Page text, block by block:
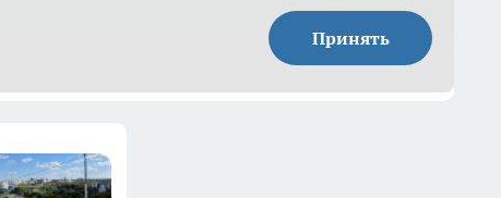
Принять